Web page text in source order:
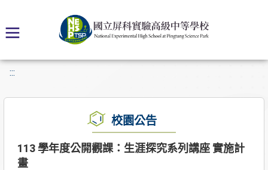
:::
校園公告
113 學年度公開觀課：生涯探究系列講座 實施計
畫